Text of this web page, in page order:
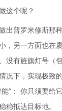
这个呢？
出普罗米修斯那
，另一方面也在
有旌旗灯号（
况下，实现极致
”： 你只须要给
稳抵达目标地。